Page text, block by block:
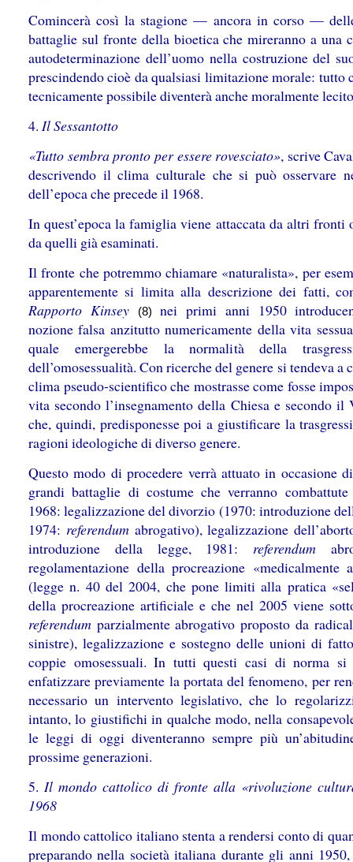
Comincerà così la stagione — ancora in corso —
battaglie sul fronte della bioetica che mireranno a una
autodeterminazione dell’uomo nella costruzione del
prescindendo cioè da qualsiasi limitazione morale: tutto
tecnicamente possibile diventerà anche moralmente
4. Il Sessantotto
«Tutto sembra pronto per essere rovesciato», scrive
descrivendo il clima culturale che si può osservare
dell’epoca che precede il 1968.
In quest’epoca la famiglia viene attaccata da altri fronti
da quelli già esaminati.
Il fronte che potremmo chiamare «naturalista», per
apparentemente si limita alla descrizione dei fatti,
Rapporto Kinsey
(8)
nei primi anni 1950
nozione falsa anzitutto numericamente della vita
quale emergerebbe la normalità della
dell’omosessualità. Con ricerche del genere si tendeva a
clima pseudo-scientifico che mostrasse come fosse
vita secondo l’insegnamento della Chiesa e secondo il
che, quindi, predisponesse poi a giustificare la
ragioni ideologiche di diverso genere.
Questo modo di procedere verrà attuato in occasione
grandi battaglie di costume che verranno
1968: legalizzazione del divorzio (1970: introduzione
1974: referendumabrogativo), legalizzazione
introduzione della legge, 1981: referendum
regolamentazione della procreazione «medicalmente
(legge n. 40 del 2004, che pone limiti alla pratica
della procreazione artificiale e che nel 2005 viene
referendum parzialmente abrogativo proposto da
sinistre), legalizzazione e sostegno delle unioni di
coppie omosessuali. In tutti questi casi di norma si
enfatizzare previamente la portata del fenomeno, per
necessario un intervento legislativo, che lo
intanto, lo giustifichi in qualche modo, nella
le leggi di oggi diventeranno sempre più
prossime generazioni.
5. Il mondo cattolico di fronte alla «rivoluzione
1968
Il mondo cattolico italiano stenta a rendersi conto di
preparando nella società italiana durante gli anni